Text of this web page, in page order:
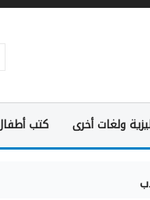
ولغات أخرى كتب